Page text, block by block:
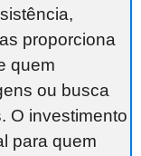
proporciona
quem
ou busca
O investimento
para quem